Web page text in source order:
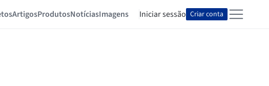
ArtigosProdutosNotíciasImagens Iniciar sessão Criar conta